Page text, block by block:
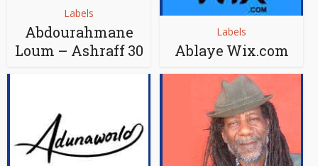
Labels
Abdourahmane
Loum – Ashraff 30
Labels
Ablaye Wix.com